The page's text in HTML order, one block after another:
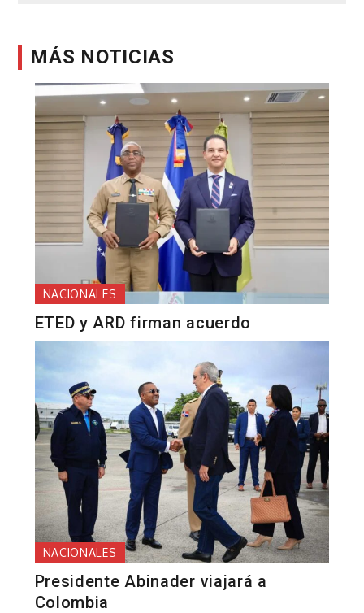
MÁS NOTICIAS
NACIONALES
ETED y ARD firman acuerdo
NACIONALES
Presidente Abinader viajará a
Colombia